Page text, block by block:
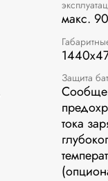
макс.
Защита
тока